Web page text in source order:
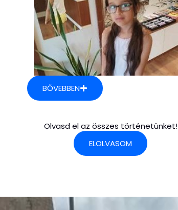
BŐVEBBEN
Olvasd el az összes történetünket!
ELOLVASOM